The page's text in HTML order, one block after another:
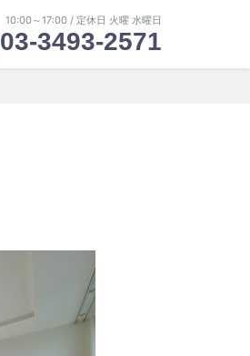
10:00～17:00 / 定休日 火曜 水曜日
03-3493-2571